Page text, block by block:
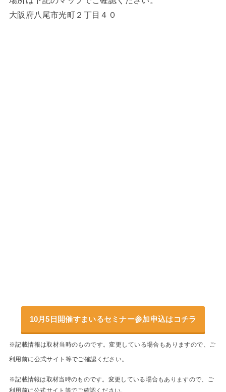
大阪府八尾市光町２丁目４０
10月5日開催すまいるセミナー参加申込はコチラ
※記載情報は取材当時のものです。変更している場合もありますので、ご
利用前に公式サイト等でご確認ください。
※記載情報は取材当時のものです。変更している場合もありますので、ご
利用前に公式サイト等でご確認ください。